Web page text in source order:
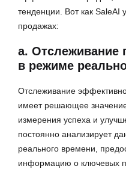
тенденции. Вот как SaleAI
продажах:
a. Отслеживание
в режиме
Отслеживание
имеет решающее
измерения успеха и
постоянно анализирует
реального времени,
информацию о ключевых